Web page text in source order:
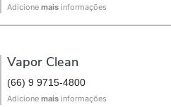
Adicione mais informações
Vapor Clean
(66) 9 9715-4800
Adicione mais informações